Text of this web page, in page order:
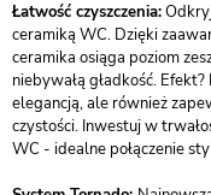
Łatwość czyszczenia:
ceramiką WC. Dzięki
ceramika osiąga poziom
niebywałą gładkość.
elegancją, ale również
czystości. Inwestuj w
WC - idealne połączenie